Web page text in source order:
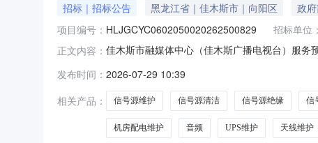
招标｜招标公告 黑龙江省｜佳木斯市｜向阳区 政
项目编号： HLJGCYC0602050020262500829 招标单位：
正文内容： 佳木斯市融媒体中心（佳木斯广播电视台）服
块、电源模块、保护电路全面巡检维护。四层四
试与调整；
发布时间： 2026-07-29 10:39
相关产品：
信号源维护 信号源清洁 信号源绝缘 信
机房配电维护 音频 UPS维护 天线维护